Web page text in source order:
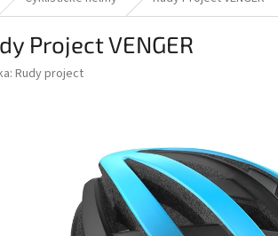
Project VENGER
Rudy project